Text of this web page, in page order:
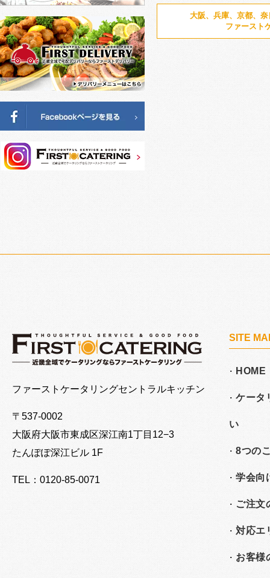
大阪、兵庫、京都、
ファースト
ファーストケータリングセントラルキッチン
〒537-0002
大阪府大阪市東成区深江南1丁目12−3
たんぽぽ深江ビル 1F
TEL：0120-85-0071
SITE
HOME
ケータ
い
8つの
学会向
ご注文
対応エ
お客様